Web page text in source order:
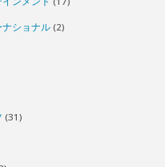
ショナル (2)
(31)